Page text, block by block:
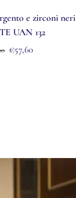
e zirconi neri
UAN 132
€57,60